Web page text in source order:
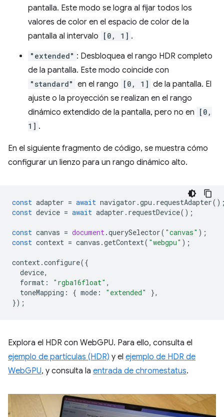
pantalla. Este modo se logra al fijar todos los
valores de color en el espacio de color de la
pantalla al intervalo
[0, 1] .
"extended" : Desbloquea el rango HDR completo
de la pantalla. Este modo coincide con
"standard" en el rango [0, 1] de la pantalla. El
ajuste o la proyección se realizan en el rango
dinámico extendido de la pantalla, pero no en
[0,
1] .
En el siguiente fragmento de código, se muestra cómo
configurar un lienzo para un rango dinámico alto.
const adapter = await navigator .gpu . requestAdapter
const device = await adapter . requestDevice();
const canvas = document.querySelector( "canvas" );
const context = canvas .getContext( "webgpu" );
context.configure({
device,
format : "rgba16float" ,
toneMapping : { mode : "extended"
},
});
Explora el HDR con WebGPU. Para ello, consulta el
ejemplo de partículas (HDR) y el ejemplo de HDR de
WebGPU, y consulta la entrada de chromestatus.